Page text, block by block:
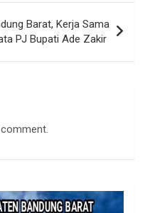
Barat, Kerja Sama
PJ Bupati Ade Zakir